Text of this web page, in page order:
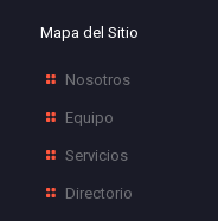
Mapa del Sitio
Nosotros
Equipo
Servicios
Directorio